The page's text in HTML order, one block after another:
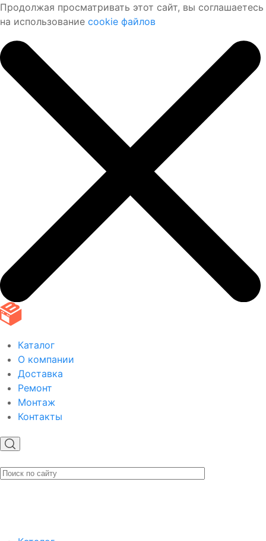
Продолжая просматривать этот сайт, вы соглашаетесь
на использование cookie файлов
Каталог
О компании
Доставка
Ремонт
Монтаж
Контакты